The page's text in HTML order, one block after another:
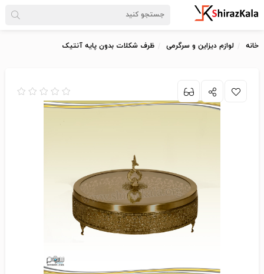
خانه لوازم دیزاین و سرگرمی ظرف شکلات بدون پایه آنتیک